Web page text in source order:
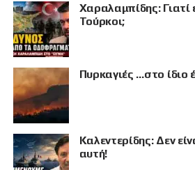
Χαραλαμπίδης: Γιατί
Τούρκοι;
Πυρκαγιές …στο ίδιο
Καλεντερίδης: Δεν
αυτή!